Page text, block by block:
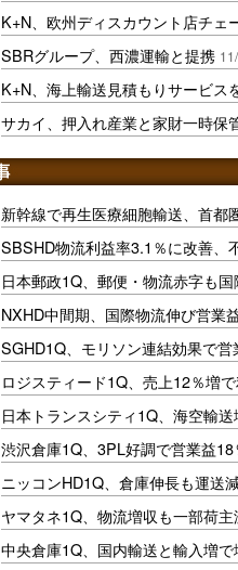
K+N、欧州ディスカウント店チェ
SBRグループ、西濃運輸と提携
K+N、海上輸送見積もりサービス
サカイ、押入れ産業と家財一時保
新幹線で再生医療細胞輸送、首都
SBSHD物流利益率3.1％に改善、
日本郵政1Q、郵便・物流赤字も
NXHD中間期、国際物流伸び営業
SGHD1Q、モリソン連結効果で
ロジスティード1Q、売上12％増
日本トランスシティ1Q、海空輸
渋沢倉庫1Q、3PL好調で営業益18
ニッコンHD1Q、倉庫伸長も運送
ヤマタネ1Q、物流増収も一部荷主
中央倉庫1Q、国内輸送と輸入増で